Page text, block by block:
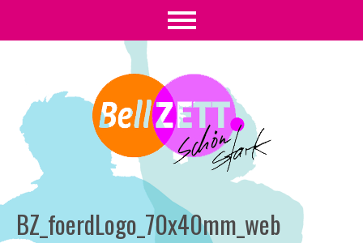
BZ_foerdLogo_70x40mm_web